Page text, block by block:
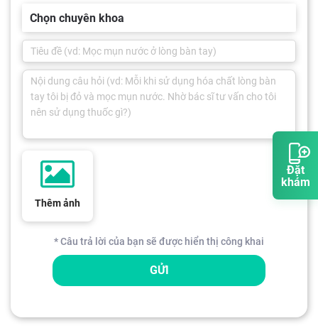
Đặt
khám
Chọn chuyên khoa
Thêm ảnh
* Câu trả lời của bạn sẽ được hiển thị công khai
GỬI